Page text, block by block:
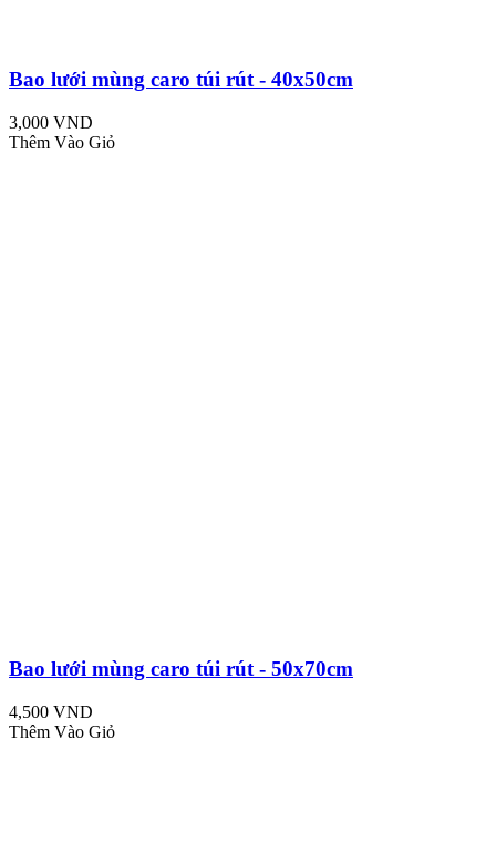
Bao lưới mùng caro túi rút - 40x50cm
3,000 VND
Thêm Vào Giỏ
Bao lưới mùng caro túi rút - 50x70cm
4,500 VND
Thêm Vào Giỏ